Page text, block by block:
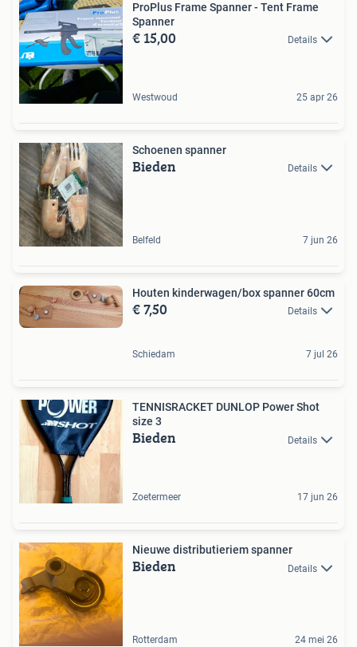
ProPlus Frame Spanner - Tent Frame
Spanner
€ 15,00 Details
Westwoud 25 apr 26
Schoenen spanner
Bieden Details
Belfeld 7 jun 26
Houten kinderwagen/box spanner 60cm
€ 7,50 Details
Schiedam 7 jul 26
TENNISRACKET DUNLOP Power Shot
size 3
Bieden Details
Zoetermeer 17 jun 26
Nieuwe distributieriem spanner
Bieden Details
Rotterdam 24 mei 26